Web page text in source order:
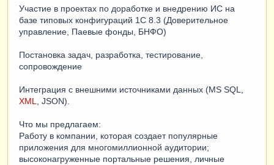
Участие в проектах по доработке и внедрению ИС на
базе типовых конфигураций 1С 8.3 (Доверительное
управление, Паевые фонды, БНФО)
Постановка задач, разработка, тестирование,
сопровождение
Интеграция с внешними источниками данных (MS SQL,
XML
, JSON).
Что мы предлагаем:
Работу в компании, которая создает популярные
приложения для многомиллионной аудитории;
высоконагруженные портальные решения, личные